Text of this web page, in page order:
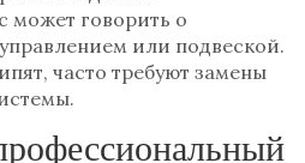
может говорить о
или подвеской.
часто требуют замены